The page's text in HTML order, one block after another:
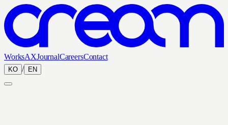
WorksAXJournalCareersContact
KO / EN